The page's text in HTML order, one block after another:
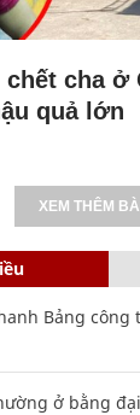
cha ở
quả lớn
XEM THÊM
Bảng
ở bằng